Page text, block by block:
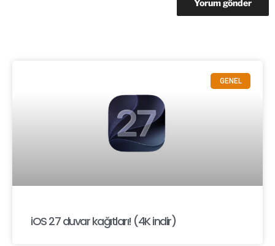
GENEL
iOS 27 duvar kağıtları! (4K indir)